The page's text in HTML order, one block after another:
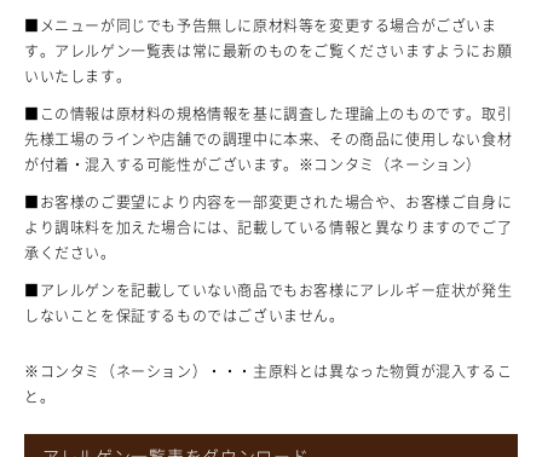
■メニューが同じでも予告無しに原材料等を変更する場合がございま
す。アレルゲン一覧表は常に最新のものをご覧くださいますようにお願
いいたします。
■この情報は原材料の規格情報を基に調査した理論上のものです。取引
先様工場のラインや店舗での調理中に本来、その商品に使用しない食材
が付着・混入する可能性がございます。※コンタミ（ネーション）
■お客様のご要望により内容を一部変更された場合や、お客様ご自身に
より調味料を加えた場合には、記載している情報と異なりますのでご了
承ください。
■アレルゲンを記載していない商品でもお客様にアレルギー症状が発生
しないことを保証するものではございません。
※コンタミ（ネーション）・・・主原料とは異なった物質が混入するこ
と。